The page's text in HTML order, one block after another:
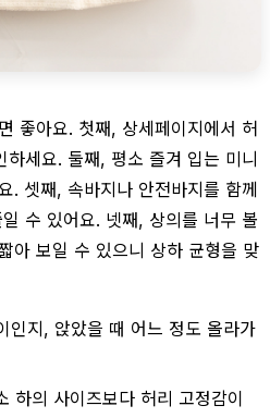
좋아요. 첫째, 상세페이지에서 허
세요. 둘째, 평소 즐겨 입는 미니
. 셋째, 속바지나 안전바지를 함께
수 있어요. 넷째, 상의를 너무 볼
아 보일 수 있으니 상하 균형을 맞
인지, 앉았을 때 어느 정도 올라가
하의 사이즈보다 허리 고정감이